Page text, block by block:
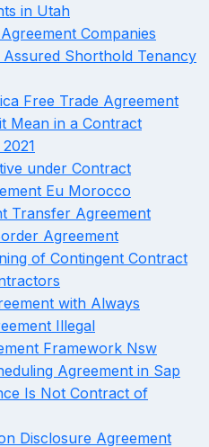
in Utah
Companies
Shorthold Tenancy
Free Trade Agreement
Mean in a Contract
under Contract
Eu Morocco
Transfer Agreement
Agreement
of Contingent Contract
with Always
Illegal
Framework Nsw
Agreement in Sap
Is Not Contract of
Disclosure Agreement